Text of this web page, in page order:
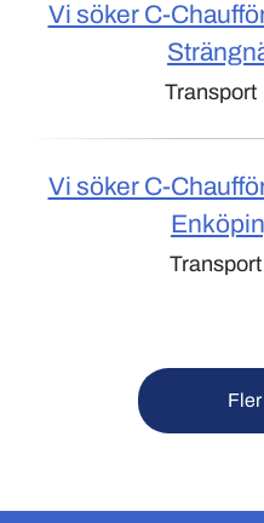
Vi söker C-
Transport
Vi söker C-
Transport